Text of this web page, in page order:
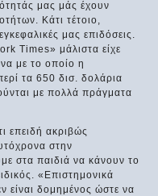
μας μάς έχουν
Κάτι τέτοιο,
μας επιδόσεις.
Times» μάλιστα είχε
με το οποίο η
τα 650 δισ. δολάρια
με πολλά πράγματα
επειδή ακριβώς
στην
στα παιδιά να κάνουν το
«Επιστημονικά
είναι δομημένος ώστε να